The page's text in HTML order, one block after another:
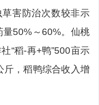
害防治次数较非示
50%～60%。仙桃
“稻-再+鸭”500亩示
斤，稻鸭综合收入增